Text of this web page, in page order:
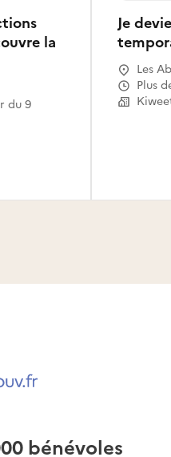
la
Je
Les
Le
Plus
bénévoles